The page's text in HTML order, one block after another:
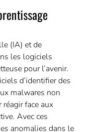
(IA) et de
les logiciels
pour l’avenir.
d’identifier des
malwares non
face aux
Avec ces
anomalies dans le